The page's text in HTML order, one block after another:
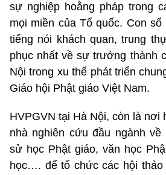
sự nghiệp hoằng pháp trong
mọi miền của Tổ quốc. Con
tiếng nói khách quan, trung
phục nhất về sự trưởng thành
Nội trong xu thế phát triển
Giáo hội Phật giáo Việt Nam.
HVPGVN tại Hà Nội, còn là nơi
nhà nghiên cứu đầu ngành về
sử học Phật giáo, văn học
học…. để tổ chức các hội